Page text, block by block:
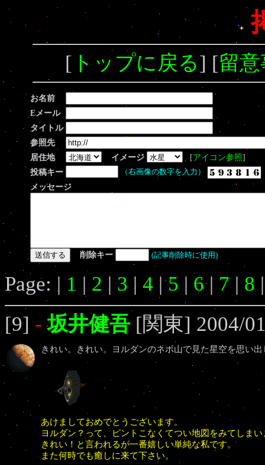
[ トップに戻る] [留
お名前
Eメール
タイトル
参照先
居住地
イメージ [アイコン参照]
投稿キー
（右画像の数字を入力）
メッセージ
削除キー (記事削除時に使用)
Page: | 1 | 2 | 3 |4 |5 | 6| 7| 8
[9] - 坂井健吾 [関東] 2004/
きれい。きれい。ヨルダンのネボ山で見た星空を思い出
あけましておめでとうございます。
ヨルダン？って、ピントこなくてつい地図をみてしまい
きれい！と言われるが一番嬉しい単純な私です。
また何時でも癒しに来て下さい。